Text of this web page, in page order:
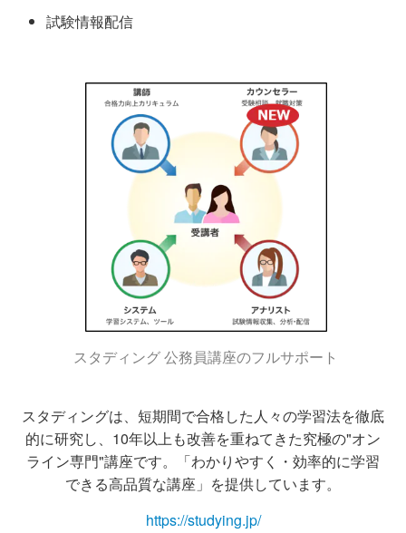
試験情報配信
スタディング 公務員講座のフルサポート
スタディングは、短期間で合格した人々の学習法を徹底
的に研究し、 10年以上も改善を重ねてきた究極の"オン
ライン専門"講座です。
「わかりやすく・効率的に学習
できる高品質な講座」を提供しています。
https://studying.jp/